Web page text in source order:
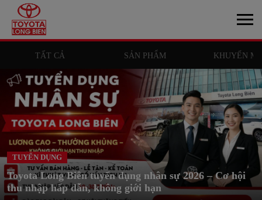
TẤT CẢ SẢN PHẨM KHUYẾN
TUYỂN DỤNG
Toyota Long Biên tuyển dụng nhân sự 2026 – Cơ hội
thu nhập hấp dẫn, không giới hạn